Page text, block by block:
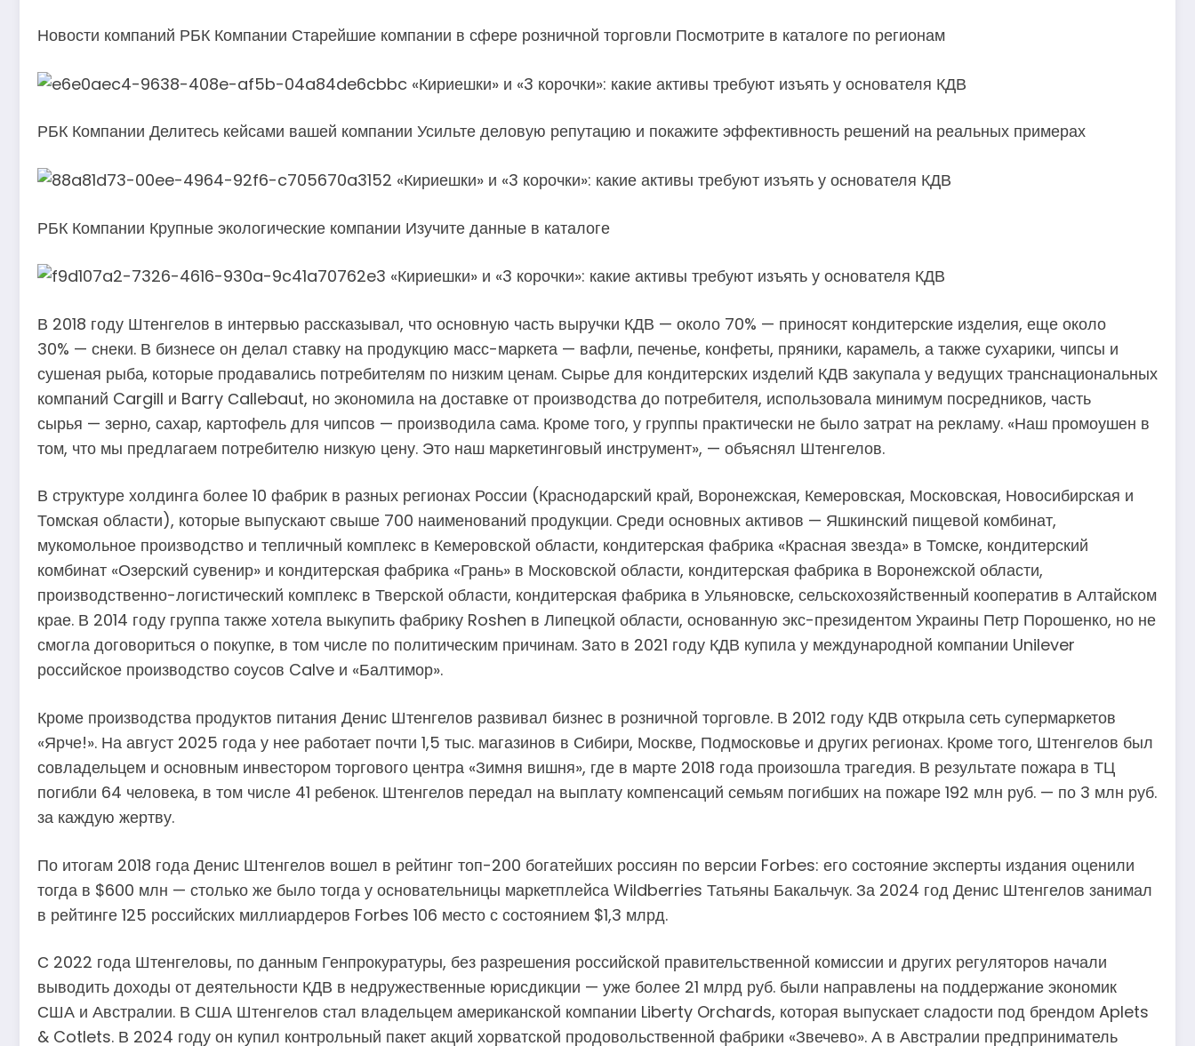
Новости компаний РБК Компании Старейшие компании в сфере розничной торговли Посмотрите в каталоге по регионам
РБК Компании Делитесь кейсами вашей компании Усильте деловую репутацию и покажите эффективность решений на реальных примерах
РБК Компании Крупные экологические компании Изучите данные в каталоге
В 2018 году Штенгелов в интервью рассказывал, что основную часть выручки КДВ — около 70% — приносят кондитерские изделия, еще около
30% — снеки. В бизнесе он делал ставку на продукцию масс-маркета — вафли, печенье, конфеты, пряники, карамель, а также сухарики, чипсы и
сушеная рыба, которые продавались потребителям по низким ценам. Сырье для кондитерских изделий КДВ закупала у ведущих транснациональных
компаний Cargill и Barry Сallebaut, но экономила на доставке от производства до потребителя, использовала минимум посредников, часть
сырья — зерно, сахар, картофель для чипсов — производила сама. Кроме того, у группы практически не было затрат на рекламу. «Наш промоушен в
том, что мы предлагаем потребителю низкую цену. Это наш маркетинговый инструмент», — объяснял Штенгелов.
В структуре холдинга более 10 фабрик в разных регионах России (Краснодарский край, Воронежская, Кемеровская, Московская, Новосибирская и
Томская области), которые выпускают свыше 700 наименований продукции. Среди основных активов — Яшкинский пищевой комбинат,
мукомольное производство и тепличный комплекс в Кемеровской области, кондитерская фабрика «Красная звезда» в Томске, кондитерский
комбинат «Озерский сувенир» и кондитерская фабрика «Грань» в Московской области, кондитерская фабрика в Воронежской области,
производственно-логистический комплекс в Тверской области, кондитерская фабрика в Ульяновске, сельскохозяйственный кооператив в Алтайском
крае. В 2014 году группа также хотела выкупить фабрику Roshen в Липецкой области, основанную экс-президентом Украины Петр Порошенко, но не
смогла договориться о покупке, в том числе по политическим причинам. Зато в 2021 году КДВ купила у международной компании Unilever
российское производство соусов Calve и «Балтимор».
Кроме производства продуктов питания Денис Штенгелов развивал бизнес в розничной торговле. В 2012 году КДВ открыла сеть супермаркетов
«Ярче!». На август 2025 года у нее работает почти 1,5 тыс. магазинов в Сибири, Москве, Подмосковье и других регионах. Кроме того, Штенгелов был
совладельцем и основным инвестором торгового центра «Зимня вишня», где в марте 2018 года произошла трагедия. В результате пожара в ТЦ
погибли 64 человека, в том числе 41 ребенок. Штенгелов передал на выплату компенсаций семьям погибших на пожаре 192 млн руб. — по 3 млн руб.
за каждую жертву.
По итогам 2018 года Денис Штенгелов вошел в рейтинг топ-200 богатейших россиян по версии Forbes: его состояние эксперты издания оценили
тогда в $600 млн — столько же было тогда у основательницы маркетплейса Wildberries Татьяны Бакальчук. За 2024 год Денис Штенгелов занимал
в рейтинге 125 российских миллиардеров Forbes 106 место с состоянием $1,3 млрд.
С 2022 года Штенгеловы, по данным Генпрокуратуры, без разрешения российской правительственной комиссии и других регуляторов начали
выводить доходы от деятельности КДВ в недружественные юрисдикции — уже более 21 млрд руб. были направлены на поддержание экономик
США и Австралии. В США Штенгелов стал владельцем американской компании Liberty Orchards, которая выпускает сладости под брендом Aplets
& Cotlets. В 2024 году он купил контрольный пакет акций хорватской продовольственной фабрики «Звечево». А в Австралии предприниматель